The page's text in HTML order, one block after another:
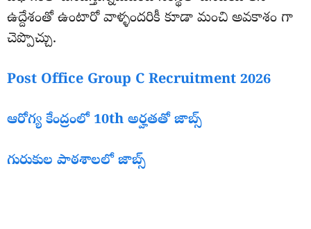
ఉద్దేశంతో ఉంటారో వాళ్ళందరికీ కూడా మంచి అవకాశం గా
చెప్పొచ్చు.
Post Office Group C Recruitment 2026
ఆరోగ్య కేంద్రంలో 10th అర్హతతో జాబ్స్
గురుకుల పాఠశాలలో జాబ్స్